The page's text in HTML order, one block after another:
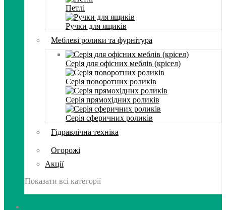
Петлі
Ручки для ящиків
Меблеві ролики та фурнітура
Серія для офісних меблів (крісел)
Серія поворотних роликів
Серія прямохідних роликів
Серія сферичних роликів
Гідравлічна техніка
Огорожі
Акції
Показати всі категорії